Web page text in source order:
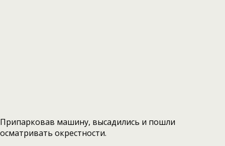
Припарковав машину, высадились и пошли
осматривать окрестности.